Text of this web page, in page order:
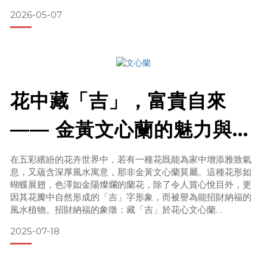
生蠔，還有推著購物車、慢慢挑選的在地居民。這裡不是景
點，是一個真實屬於在地人的市集。 ｜巴士底市集，巴黎最大
2026-05-07
花中藏「吉」，富貴自來
—— 金黃文心蘭的魅力與照
顧指南
在五彩繽紛的花卉世界中，若有一種花既能為家中增添雅致氣
息，又蘊含深厚風水寓意，那非金黃文心蘭莫屬。這種花形如
蝴蝶展翅，色澤如金陽燦爛的蘭花，除了令人賞心悅目外，更
因其花瓣中自然形成的「吉」字形象，而被譽為能招財納福的
風水植物。招財納福的象徵：藏「吉」於花心文心蘭
是金黃色系的文心蘭，色彩如黃金般耀眼，代表財富與榮華。
細看其花形，中間的花瓣展開如「吉」字，被視為「花中藏
2025-07-18